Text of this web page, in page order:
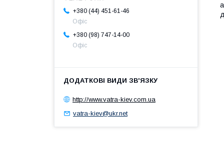
+380 (44) 451-61-46
Офіс
+380 (98) 747-14-00
Офіс
http://www.vatra-kiev.com.ua
vatra-kiev@ukr.net